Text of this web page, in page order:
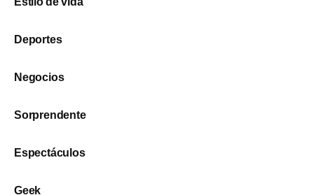
Deportes
Negocios
Sorprendente
Espectáculos
Geek